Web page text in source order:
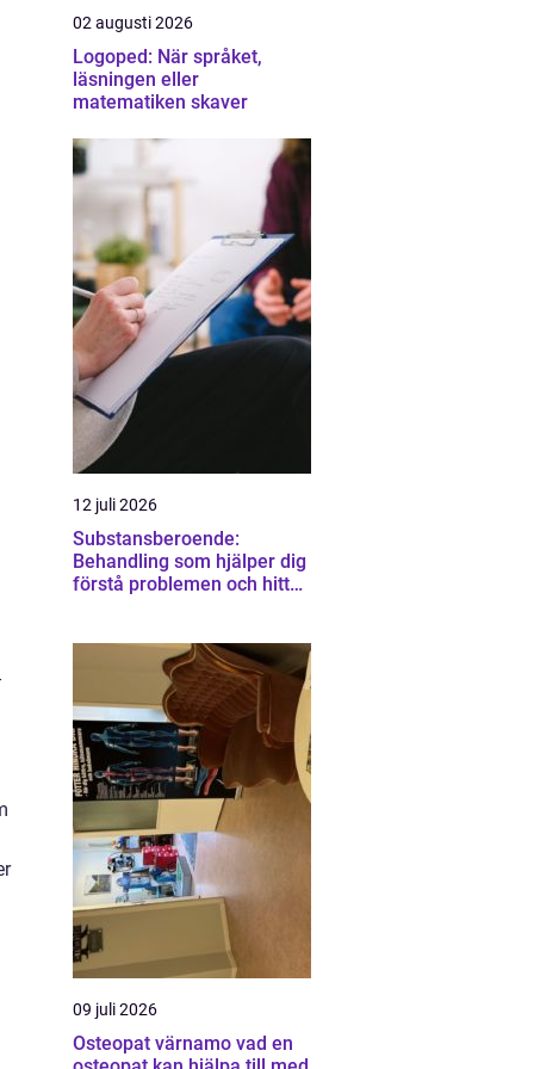
02 augusti 2026
Logoped: När språket,
läsningen eller
matematiken skaver
12 juli 2026
Substansberoende:
Behandling som hjälper dig
förstå problemen och hitta
09 juli 2026
Osteopat värnamo vad en